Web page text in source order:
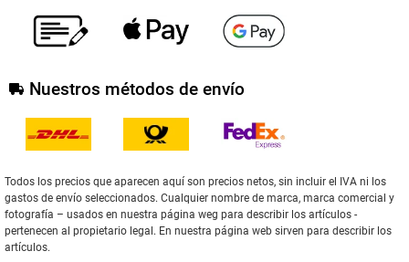
Nuestros métodos de envío
Todos los precios que aparecen aquí son precios netos, sin incluir el IVA ni los
gastos de envío seleccionados. Cualquier nombre de marca, marca comercial y
fotografía – usados en nuestra página weg para describir los artículos -
pertenecen al propietario legal. En nuestra página web sirven para describir los
artículos.